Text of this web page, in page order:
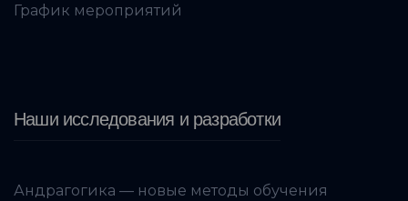
График мероприятий
Наши исследования и разработки
Андрагогика — новые методы обучения